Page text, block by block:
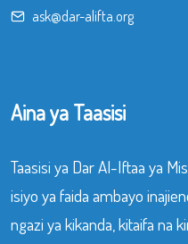
ask@dar-alifta.org
Aina ya Taasisi
Taasisi ya Dar Al-Iftaa ya
isiyo ya faida ambayo
ngazi ya kikanda, kitaifa na